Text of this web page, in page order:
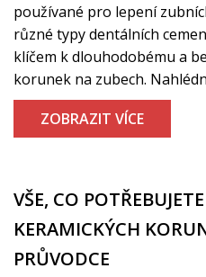
používané pro lepení
různé typy dentálních
klíčem k dlouhodobému a
korunek na zubech.
postupů, které zubní lékaři
korunky zůstanou pevně
v kvalitu a trvanlivost svých
ZOBRAZIT VÍCE
VŠE, CO
KERAMICKÝCH
PRŮVODCE